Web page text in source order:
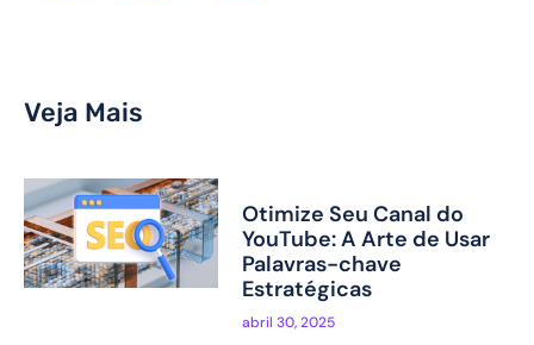
Veja Mais
Otimize Seu Canal do
YouTube: A Arte de Usar
Palavras-chave
Estratégicas
abril 30, 2025